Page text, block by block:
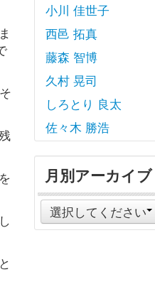
小川 佳世子
西邑 拓真
藤森 智博
久村 晃司
しろとり 良太
佐々木 勝浩
月別アーカイブ
選択してください